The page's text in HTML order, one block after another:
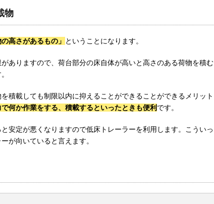
物
の高さがあるもの」 ということになります。
ありますので、荷台部分の床自体が高いと高さのある荷物を積む
積載しても制限以内に抑えることができることができるメリット
何か作業をする、積載するといったときも便利 です。
安定が悪くなりますので低床トレーラーを利用します。こういっ
が向いていると言えます。